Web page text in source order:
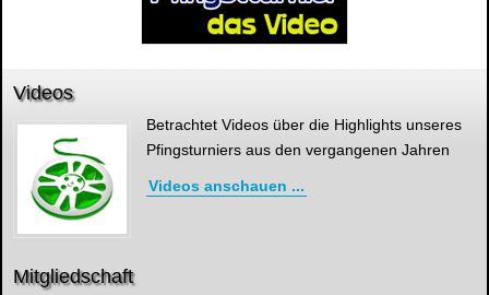
Videos
Betrachtet Videos über die Highlights unseres
Pfingsturniers aus den vergangenen Jahren
Videos anschauen ...
Mitgliedschaft